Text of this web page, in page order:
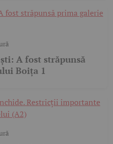
A fost străpunsă
Boița 1